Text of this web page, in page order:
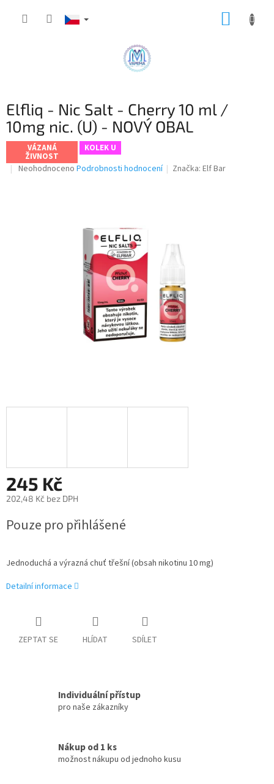
Elfliq - Nic Salt - Cherry 10 ml /
10mg nic. (U) - NOVÝ OBAL
VÁZANÁ
ŽIVNOST
KOLEK U
Průměrné
Neohodnoceno Podrobnosti hodnocení Značka:Elf Bar
245 Kč
202,48 Kč bez DPH
cena:
Pouze pro přihlášené
Jednoduchá a výrazná chuť třešní (obsah nikotinu 10 mg)
Detailní informace
ZEPTAT SE HLÍDAT SDÍLET
Individuální přístup
pro naše zákazníky
Nákup od 1 ks
možnost nákupu od jednoho kusu